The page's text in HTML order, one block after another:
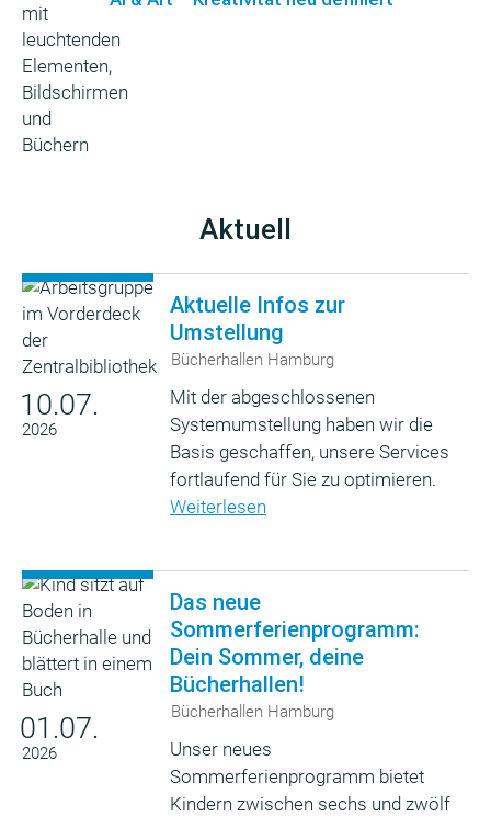
Aktuell
10.07.
2026
Aktuelle Infos zur
Umstellung
Bücherhallen Hamburg
Mit der abgeschlossenen
Systemumstellung haben wir die
Basis geschaffen, unsere Services
fortlaufend für Sie zu optimieren.
Weiterlesen
01.07.
2026
Das neue
Sommerferienprogramm:
Dein Sommer, deine
Bücherhallen!
Bücherhallen Hamburg
Unser neues
Sommerferienprogramm bietet
Kindern zwischen sechs und zwölf